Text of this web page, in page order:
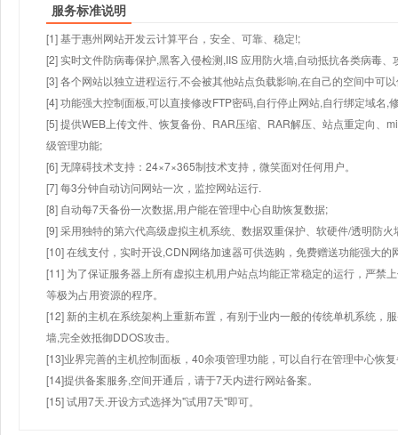
服务标准说明
[1] 基于惠州网站开发云计算平台，安全、可靠、稳定!;
[2] 实时文件防病毒保护,黑客入侵检测,IIS 应用防火墙,自动抵抗各类病毒、
[3] 各个网站以独立进程运行,不会被其他站点负载影响,在自己的空间中可
[4] 功能强大控制面板,可以直接修改FTP密码,自行停止网站,自行绑定域名,
[5] 提供WEB上传文件、恢复备份、RAR压缩、RAR解压、站点重定向、
级管理功能;
[6] 无障碍技术支持：24×7×365制技术支持，微笑面对任何用户。
[7] 每3分钟自动访问网站一次，监控网站运行.
[8] 自动每7天备份一次数据,用户能在管理中心自助恢复数据;
[9] 采用独特的第六代高级虚拟主机系统、数据双重保护、软硬件/透明防火
[10] 在线支付，实时开设,CDN网络加速器可供选购，免费赠送功能强大
[11] 为了保证服务器上所有虚拟主机用户站点均能正常稳定的运行，严禁
等极为占用资源的程序。
[12] 新的主机在系统架构上重新布置，有别于业内一般的传统单机系统，
墙,完全效抵御DDOS攻击。
[13]业界完善的主机控制面板，40余项管理功能，可以自行在管理中心恢
[14]提供备案服务,空间开通后，请于7天内进行网站备案。
[15] 试用7天.开设方式选择为"试用7天"即可。